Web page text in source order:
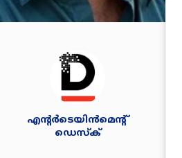
എന്റര്‍ടെയിന്‍മെന്റ്
ഡെസ്‌ക്